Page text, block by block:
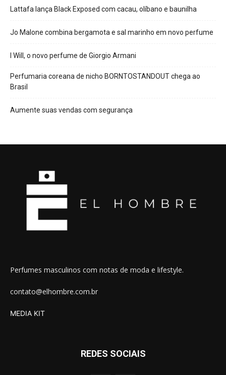
Lattafa lança Black Exposed com cacau, olíbano e baunilha
Jo Malone combina bergamota e sal marinho em novo perfume
I Will, o novo perfume de Giorgio Armani
Perfumaria coreana de nicho BORNTOSTANDOUT chega ao
Brasil
Aumente suas vendas com segurança
Perfumes masculinos com notas de moda e lifestyle.
contato@elhombre.com.br
MEDIA KIT
REDES SOCIAIS